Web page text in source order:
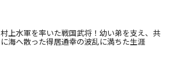
村上水軍を率いた戦国武将！幼い弟を支え、共
に海へ散った得居通幸の波乱に満ちた生涯